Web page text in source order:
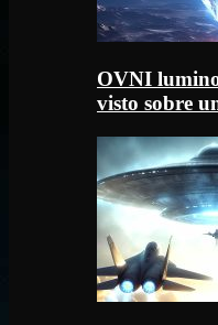
OVNI
visto sobre